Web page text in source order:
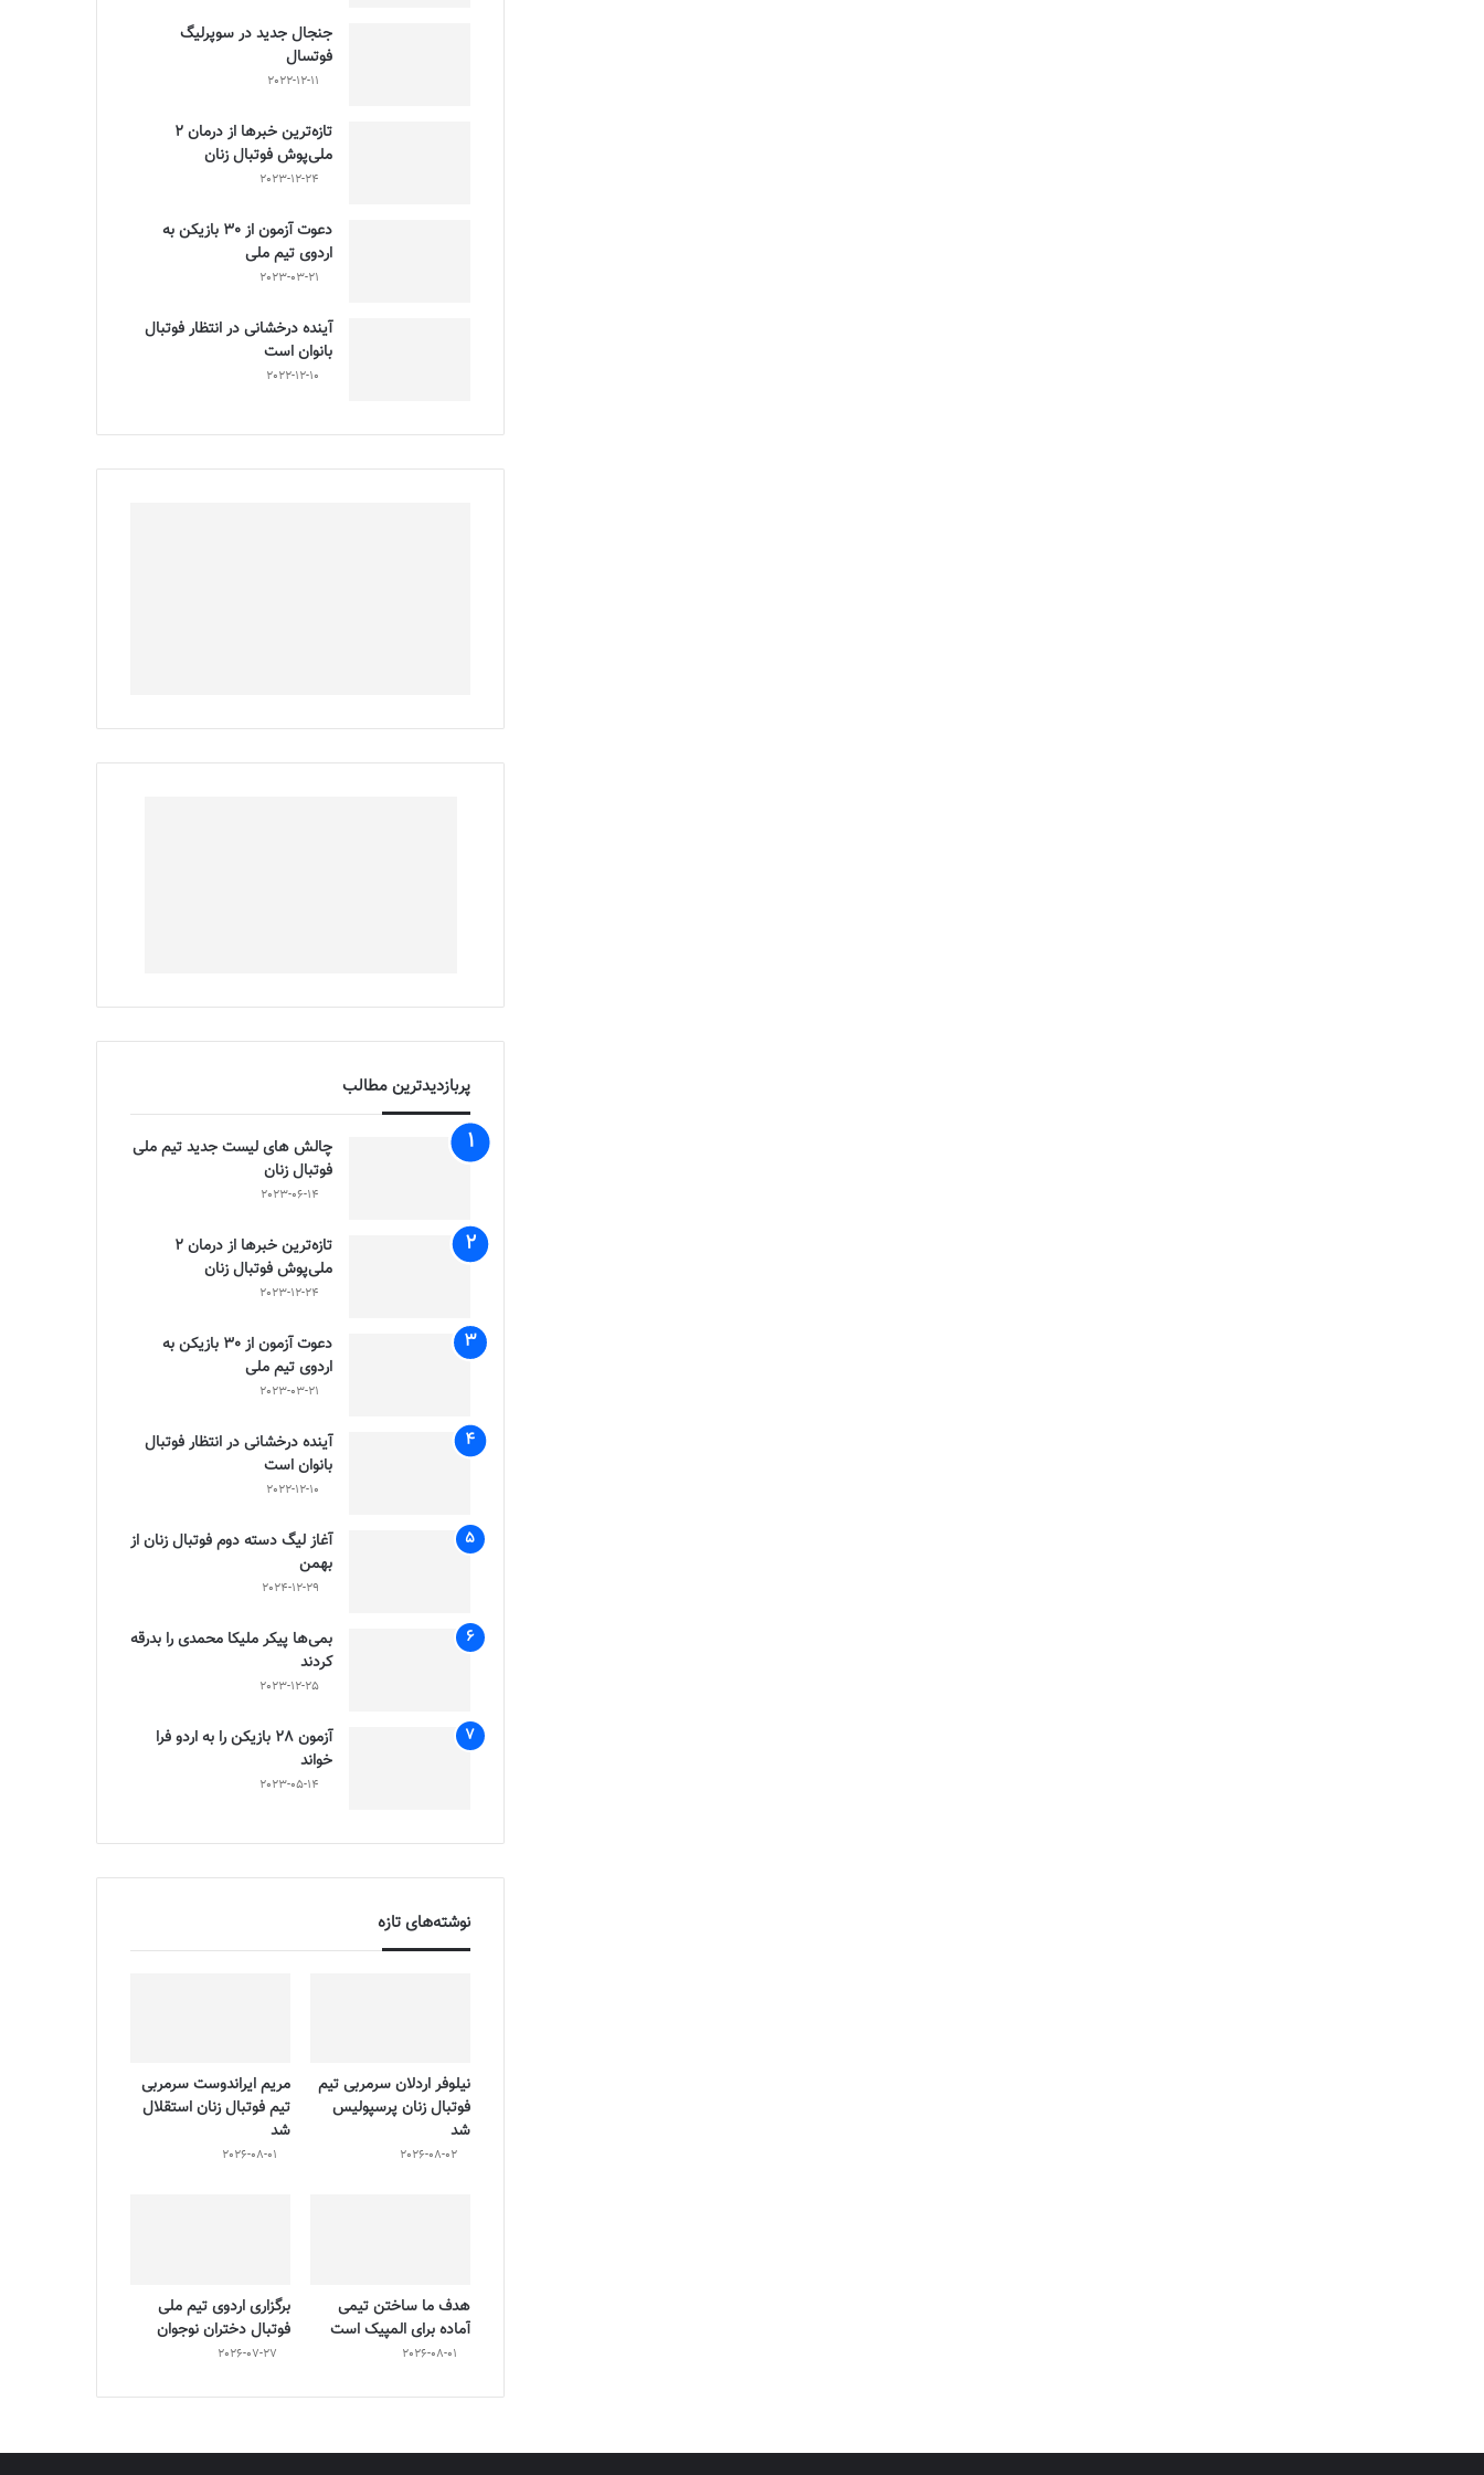
جنجال جدید در سوپرلیگ
فوتسال
2022-12-11
تازه‌ترین خبرها از درمان ۲
ملی‌پوش فوتبال زنان
2023-12-24
دعوت آزمون از 30 بازیکن به
اردوی تیم ملی
2023-03-21
آینده درخشانی در انتظار فوتبال
بانوان است
2022-12-10
پربازدیدترین مطالب
چالش هاى ليست جدید تيم ملى
فوتبال زنان
2023-06-14
تازه‌ترین خبرها از درمان ۲
ملی‌پوش فوتبال زنان
2023-12-24
دعوت آزمون از 30 بازیکن به
اردوی تیم ملی
2023-03-21
آینده درخشانی در انتظار فوتبال
بانوان است
2022-12-10
آغاز لیگ دسته دوم فوتبال زنان از
بهمن
2024-12-29
بمی‌ها پیکر ملیکا محمدی را بدرقه
کردند
2023-12-25
آزمون 28 بازیکن را به اردو فرا
خواند
2023-05-14
نوشته‌های تازه
نیلوفر اردلان سرمربی تیم
فوتبال زنان پرسپولیس
شد
2026-08-02
مریم ایراندوست سرمربی
تیم فوتبال زنان استقلال
شد
2026-08-01
هدف ما ساختن تیمی
آماده برای المپیک است
2026-08-01
برگزاری اردوی تیم ملی
فوتبال دختران نوجوان
2026-07-27